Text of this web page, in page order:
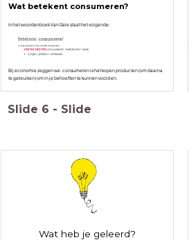
Wat betekent consumeren?
In het woordenboek Van Dale staat het volgende:
Bij economie zeggen we: consumeren is het kopen producten (om daarna
te gebruiken) om in je behoeften te kunnen voorzien.
Slide 6 - Slide
Wat heb je geleerd?